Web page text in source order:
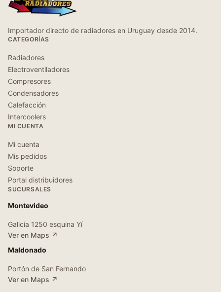
Importador directo de radiadores en Uruguay desde 2014.
CATEGORÍAS
Radiadores
Electroventiladores
Compresores
Condensadores
Calefacción
Intercoolers
MI CUENTA
Mi cuenta
Mis pedidos
Soporte
Portal distribuidores
SUCURSALES
Montevideo
Galicia 1250 esquina Yí
Ver en Maps ↗
Maldonado
Portón de San Fernando
Ver en Maps ↗